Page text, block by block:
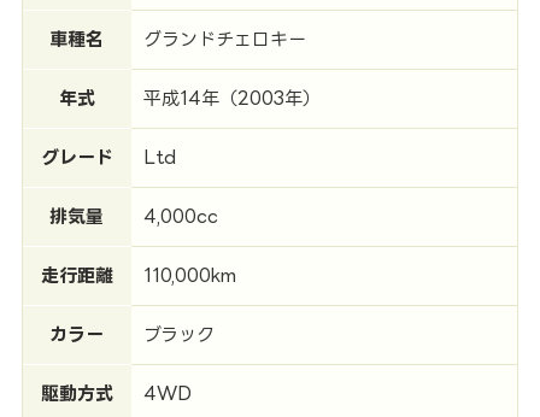
車種名 グランドチェロキー
年式 平成14年（2003年）
グレード Ltd
排気量 4,000cc
走行距離 110,000km
カラー ブラック
駆動方式 4WD